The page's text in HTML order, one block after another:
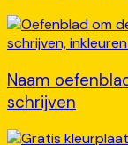
Naam
schrijven